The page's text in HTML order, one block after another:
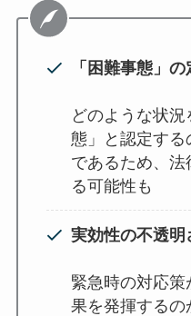
「困難事態」
どのような状
態」と認定する
であるため、
る可能性も
実効性の不透明
緊急時の対応
果を発揮する